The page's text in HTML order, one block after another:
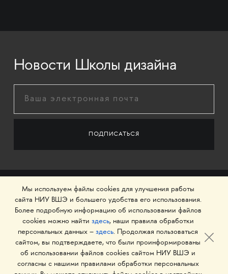
Новости Школы дизайна
© 1993–2026 Национальный исследовательский
университет «Высшая школа экономики»
Мы используем файлы cookies для улучшения работы
сайта НИУ ВШЭ и большего удобства его использования.
Более подробную информацию об использовании файлов
cookies можно найти здесь, наши правила обработки
персональных данных – здесь. Продолжая пользоваться
сайтом, вы подтверждаете, что были проинформированы
об использовании файлов cookies сайтом НИУ ВШЭ и
согласны с нашими правилами обработки персональных